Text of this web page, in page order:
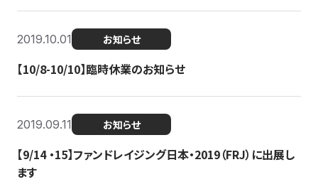
2019.10.01 お知らせ
【10/8-10/10】臨時休業のお知らせ
2019.09.11 お知らせ
【9/14 ・15】ファンドレイジング日本・2019（FRJ）に出展し
ます